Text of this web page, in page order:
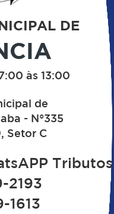
DE
às 13:00
de
- N°335
Setor C
Tributos
2193
1613